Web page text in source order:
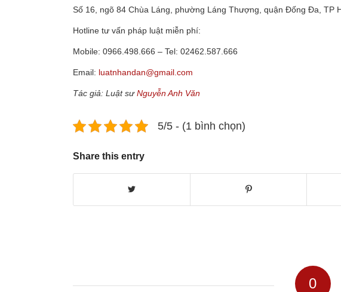
Số 16, ngõ 84 Chùa Láng, phường Láng Thượng, quận Đống Đa, TP
Hotline tư vấn pháp luật miễn phí:
Mobile: 0966.498.666 – Tel: 02462.587.666
Email: luatnhandan@gmail.com
Tác giả: Luật sưNguyễn Anh Văn
5/5 - (1 bình chọn)
Share this entry
0